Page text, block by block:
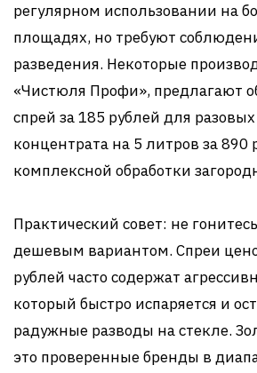
регулярном использовании на
площадях, но требуют
разведения. Некоторые
«Чистюля Профи», предлагают
спрей за 185 рублей для
концентрата на 5 литров за 890
комплексной обработки
Практический совет: не
дешевым вариантом. Спреи
рублей часто содержат
который быстро испаряется и
радужные разводы на стекле.
это проверенные бренды в